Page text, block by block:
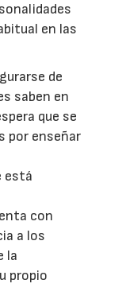
en las
de
saben en
que se
por enseñar
está
con
a los
la
propio